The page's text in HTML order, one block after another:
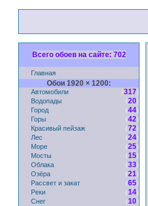
Всего обоев на сайте: 702
Главная
Обои 1920 × 1200:
Автомобили (317)
Водопады
(20)
Город
(44)
Горы
(42)
Красивый пейзаж
(72)
Лес
(24)
Море
(25)
Мосты
(15)
Облака
(33)
Озёра
(21)
Рассвет и закат
(65)
Реки
(14)
Снег
(10)